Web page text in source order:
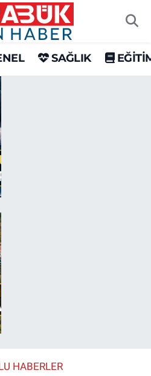
SAĞLIK
HABERLER
Haritası
ve Fikstür